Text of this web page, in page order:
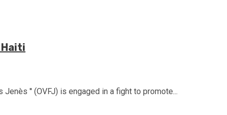
'' (OVFJ) is engaged in a fight to promote...